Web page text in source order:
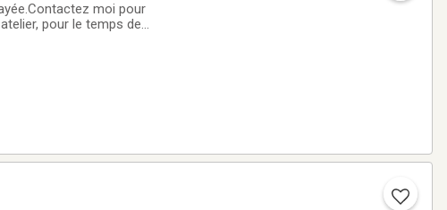
moi pour
pour le temps de